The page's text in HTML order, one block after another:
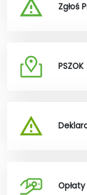
Zgłoś
PSZOK
Opłaty